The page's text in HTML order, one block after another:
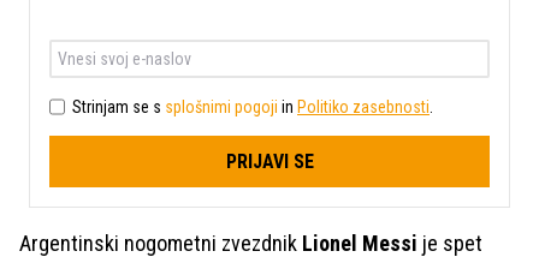
Strinjam se s splošnimi pogoji in Politiko zasebnosti
PRIJAVI SE
Argentinski nogometni zvezdnik Lionel Messi je spet